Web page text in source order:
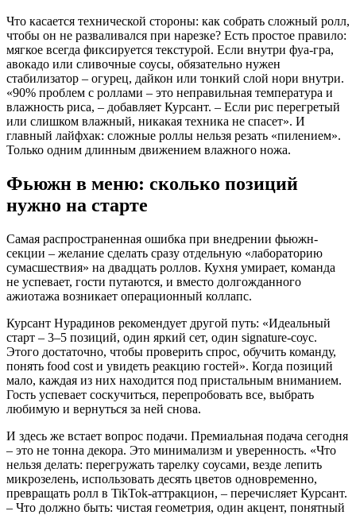
Что касается технической стороны: как собрать сложный ролл,
чтобы он не разваливался при нарезке? Есть простое правило:
мягкое всегда фиксируется текстурой. Если внутри фуа-гра,
авокадо или сливочные соусы, обязательно нужен
стабилизатор – огурец, дайкон или тонкий слой нори внутри.
«90% проблем с роллами – это неправильная температура и
влажность риса, – добавляет Курсант. – Если рис перегретый
или слишком влажный, никакая техника не спасет». И
главный лайфхак: сложные роллы нельзя резать «пилением».
Только одним длинным движением влажного ножа.
Фьюжн в меню: сколько позиций
нужно на старте
Самая распространенная ошибка при внедрении фьюжн-
секции – желание сделать сразу отдельную «лабораторию
сумасшествия» на двадцать роллов. Кухня умирает, команда
не успевает, гости путаются, и вместо долгожданного
ажиотажа возникает операционный коллапс.
Курсант Нурадинов рекомендует другой путь: «Идеальный
старт – 3–5 позиций, один яркий сет, один signature-соус.
Этого достаточно, чтобы проверить спрос, обучить команду,
понять food cost и увидеть реакцию гостей». Когда позиций
мало, каждая из них находится под пристальным вниманием.
Гость успевает соскучиться, перепробовать все, выбрать
любимую и вернуться за ней снова.
И здесь же встает вопрос подачи. Премиальная подача сегодня
– это не тонна декора. Это минимализм и уверенность. «Что
нельзя делать: перегружать тарелку соусами, везде лепить
микрозелень, использовать десять цветов одновременно,
превращать ролл в TikTok-аттракцион, – перечисляет Курсант.
– Что должно быть: чистая геометрия, один акцент, понятный